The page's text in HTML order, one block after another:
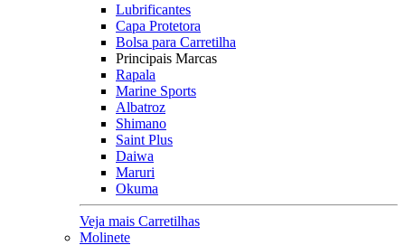
Lubrificantes
Capa Protetora
Bolsa para Carretilha
Principais Marcas
Rapala
Marine Sports
Albatroz
Shimano
Saint Plus
Daiwa
Maruri
Okuma
Veja mais Carretilhas
Molinete